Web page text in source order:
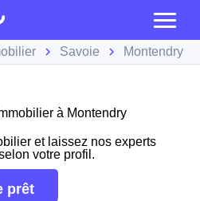
Savoie Montendry
à Montendry
et laissez nos experts
votre profil.
prêt